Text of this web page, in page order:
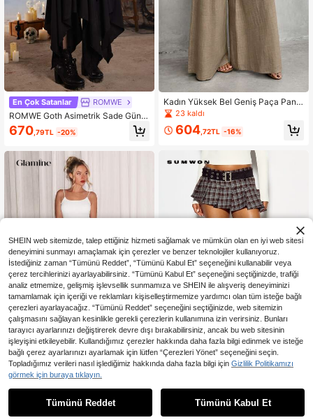
En Çok Satanlar ROMWE
ROMWE Goth Asimetrik Sade Günd
elik Kadın Etekler
670 ,79TL -20%
10
En Çok Satanlar #Rustik Düğün
Glamine Bel Pileli Panelli Kek Etek
eli Yaz Randevusu Romantik Uzun
Etek
905,99TL
Kadın Yüksek Bel Geniş Paça Pant
olon, İnce Dökümlü Yüksek Bel Bol
Uzun Pantolon, Günlük Tatil ve İşe
Gidiş İçin Çok Amaçlı Düz Paça Ka
23 kaldı
604,72TL -16%
En Çok Satanlar SUMWON Women
onbahar Kış Y2K Okul Kızı Stili
707,89TL -30%
SHEIN web sitemizde, talep ettiğiniz hizmeti sağlamak ve mümkün olan en iyi web sitesi
deneyimini sunmayı amaçlamak için çerezler ve benzer teknolojiler kullanıyoruz.
İstediğiniz zaman “Tümünü Reddet”, “Tümünü Kabul Et” seçeneğini kullanabilir veya
çerez tercihlerinizi ayarlayabilirsiniz. “Tümünü Kabul Et” seçeneğini seçtiğinizde, trafiği
analiz etmemize, gelişmiş işlevsellik sunmamıza ve SHEIN ile alışveriş deneyiminizi
tamamlamak için içeriği ve reklamları kişiselleştirmemize yardımcı olan tüm isteğe bağlı
çerezleri ayarlayacağız. “Tümünü Reddet” seçeneğini seçtiğinizde, web sitemizin
çalışmasını sağlayan kesinlikle gerekli çerezlerin kullanımına izin verirsiniz. Bunları
tarayıcı ayarlarınızı değiştirerek devre dışı bırakabilirsiniz, ancak bu web sitesinin
işleyişini etkileyebilir. Kullandığımız çerezler hakkında daha fazla bilgi edinmek ve isteğe
bağlı çerez ayarlarınızı ayarlamak için lütfen “Çerezleri Yönet” seçeneğini seçin.
Topladığımız verileri nasıl işlediğimiz hakkında daha fazla bilgi için Gizlilik Politikamızı
görmek için buraya tıklayın.
Tümünü Reddet Tümünü Kabul Et